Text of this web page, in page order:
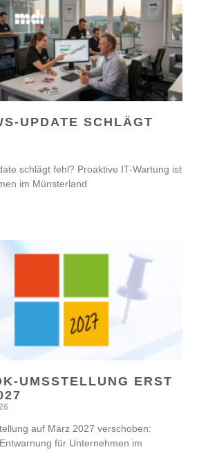
UPDATE SCHLÄGT
schlägt fehl? Proaktive IT-Wartung ist
im Münsterland
UMSSTELLUNG ERST
auf März 2027 verschoben:
für Unternehmen im